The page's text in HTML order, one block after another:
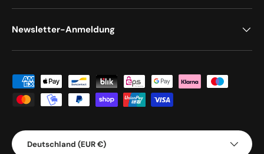
Newsletter-Anmeldung
Zahlungsmethoden
Land/Region
Deutschland (EUR €)